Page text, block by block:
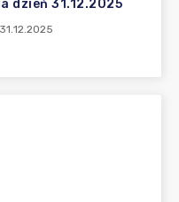
dzień 31.12.2025